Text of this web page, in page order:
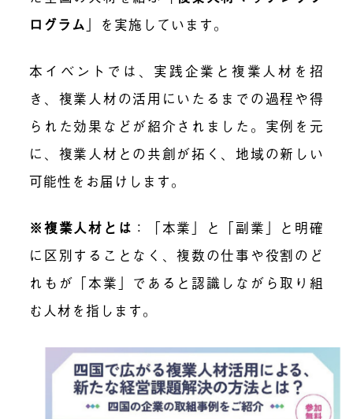
ログラム 」を実施しています。
本イベントでは、 実践企業と複業人材 を招
き、複業人材の活用にいたるまでの過程や得
られた効果などが紹介されました。実例を元
に、複業人材との共創が拓く、地域の新しい
可能性をお届けします。
※複業人材とは ：「本業」と「副業」と明確
に区別することなく、複数の仕事や役割のど
れもが「本業」であると認識しながら取り組
む人材を指します。